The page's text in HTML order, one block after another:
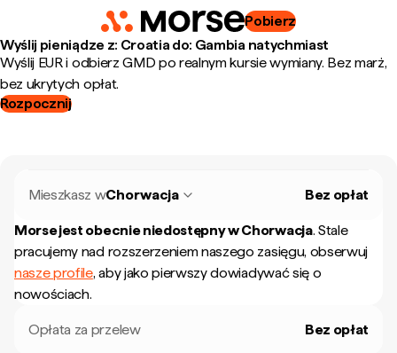
Pobierz
Wyślij pieniądze z: Croatia do: Gambia natychmiast
Wyślij EUR i odbierz GMD po realnym kursie wymiany. Bez marż,
bez ukrytych opłat.
Rozpocznij
Mieszkasz wChorwacja Bez opłat
Morse jest obecnie niedostępny wChorwacja. Stale
pracujemy nad rozszerzeniem naszego zasięgu, obserwuj
nasze profile, aby jako pierwszy dowiadywać się o
nowościach.
Opłata za przelew Bez opłat